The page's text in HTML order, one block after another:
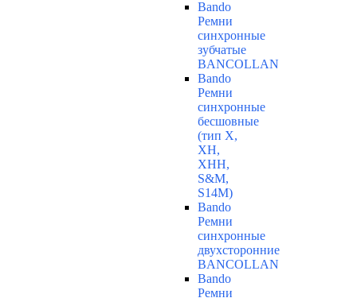
Bando
Ремни
синхронные
зубчатые
BANCOLLAN
Bando
Ремни
синхронные
бесшовные
(тип Х,
ХН,
ХНН,
S&M,
S14М)
Bando
Ремни
синхронные
двухсторонние
BANCOLLAN
Bando
Ремни